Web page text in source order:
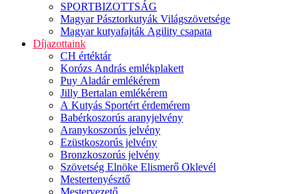
SPORTBIZOTTSÁG
Magyar Pásztorkutyák Világszövetsége
Magyar kutyafajták Agility csapata
Díjazottaink
CH értéktár
Korózs András emlékplakett
Puy Aladár emlékérem
Jilly Bertalan emlékérem
A Kutyás Sportért érdemérem
Babérkoszorús aranyjelvény
Aranykoszorús jelvény
Ezüstkoszorús jelvény
Bronzkoszorús jelvény
Szövetség Elnöke Elismerő Oklevél
Mestertenyésztő
Mestervezető